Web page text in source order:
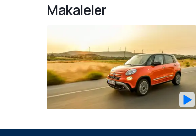
Makaleler